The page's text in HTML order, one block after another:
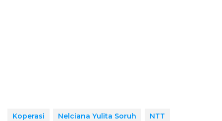
Koperasi Nelciana Yulita Soruh NTT